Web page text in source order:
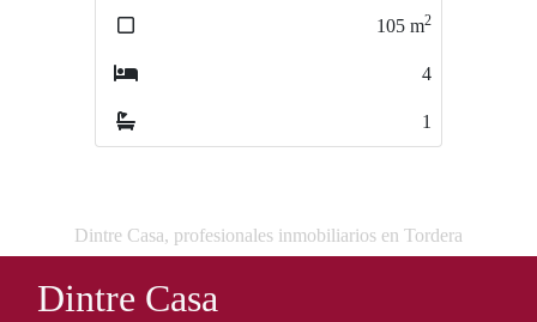
117m
Dintre Casa, profesionales inmobiliarios en Tordera
Dintre Casa